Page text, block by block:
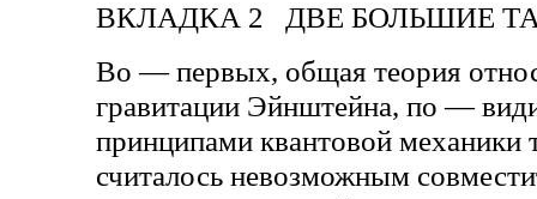
ВКЛАДКА 2 ДВЕ БОЛЬШИЕ
Во — первых, общая теория
гравитации Эйнштейна, по —
принципами квантовой механики
считалось невозможным